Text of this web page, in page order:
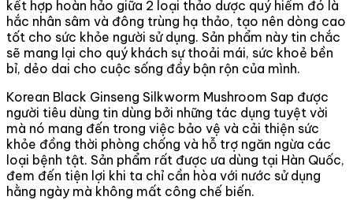
kết hợp hoàn hảo giữa 2 loại thảo dược quý hiếm đó là
hắc nhân sâm và đông trùng hạ thảo, tạo nên dòng cao
tốt cho sức khỏe người sử dụng. Sản phẩm này tin chắc
sẽ mang lại cho quý khách sự thoải mái, sức khoẻ bền
bỉ, dẻo dai cho cuộc sống đầy bận rộn của mình.
Korean Black Ginseng Silkworm Mushroom Sap được
người tiêu dùng tin dùng bởi những tác dụng tuyệt vời
mà nó mang đến trong việc bảo vệ và cải thiện sức
khỏe đồng thời phòng chống và hỗ trợ ngăn ngừa các
loại bệnh tật. Sản phẩm rất được ưa dùng tại Hàn Quốc,
đem đến tiện lợi khi ta chỉ cần hòa với nước sử dụng
hằng ngày mà không mất công chế biến.